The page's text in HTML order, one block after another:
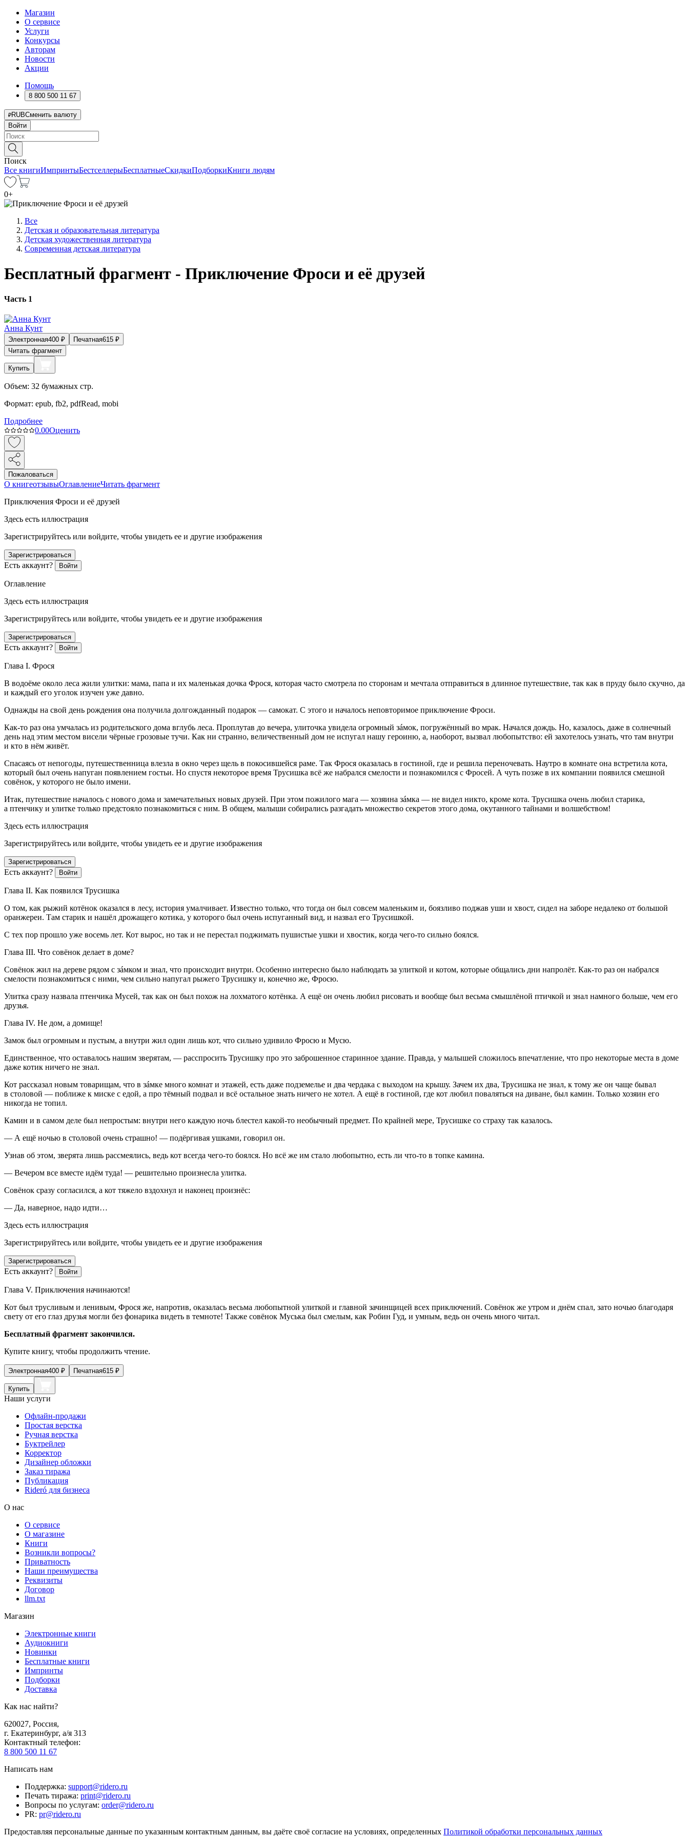
Магазин
О сервисе
Услуги
Конкурсы
Авторам
Новости
Акции
Помощь
8 800 500 11 67
RUBСменить валюту
Войти
Поиск
Все книгиИмпринтыБестселлерыБесплатныеСкидкиПодборкиКниги людям
0+
Все
Детская и образовательная литература
Детская художественная литература
Современная детская литература
Бесплатный фрагмент - Приключение Фроси и её друзей
Часть 1
Анна Кунт
Электронная400 ₽ Печатная615 ₽
Читать фрагмент
Купить
Объем: 32 бумажных стр.
Формат: epub, fb2, pdfRead, mobi
Подробнее
0.00Оценить
Пожаловаться
О книгеотзывыОглавлениеЧитать фрагмент
Приключения Фроси и её друзей
Здесь есть иллюстрация
Зарегистрируйтесь или войдите, чтобы увидеть ее и другие изображения
Зарегистрироваться
Есть аккаунт? Войти
Оглавление
Здесь есть иллюстрация
Зарегистрируйтесь или войдите, чтобы увидеть ее и другие изображения
Зарегистрироваться
Есть аккаунт? Войти
Глава I. Фрося
В водоёме около леса жили улитки: мама, папа и их маленькая дочка Фрося, которая часто смотрела по сторонам и мечтала отправиться в длинное путешествие, так как в пруду было скучно, да
и каждый его уголок изучен уже давно.
Однажды на свой день рождения она получила долгожданный подарок — самокат. С этого и началось неповторимое приключение Фроси.
Как-то раз она умчалась из родительского дома вглубь леса. Проплутав до вечера, улиточка увидела огромный зáмок, погружённый во мрак. Начался дождь. Но, казалось, даже в солнечный
день над этим местом висели чёрные грозовые тучи. Как ни странно, величественный дом не испугал нашу героиню, а, наоборот, вызвал любопытство: ей захотелось узнать, что там внутри
и кто в нём живёт.
Спасаясь от непогоды, путешественница влезла в окно через щель в покосившейся раме. Так Фрося оказалась в гостиной, где и решила переночевать. Наутро в комнате она встретила кота,
который был очень напуган появлением гостьи. Но спустя некоторое время Трусишка всё же набрался смелости и познакомился с Фросей. А чуть позже в их компании появился смешной
совёнок, у которого не было имени.
Итак, путешествие началось с нового дома и замечательных новых друзей. При этом пожилого мага — хозяина зáмка — не видел никто, кроме кота. Трусишка очень любил старика,
а птенчику и улитке только предстояло познакомиться с ним. В общем, малыши собирались разгадать множество секретов этого дома, окутанного тайнами и волшебством!
Здесь есть иллюстрация
Зарегистрируйтесь или войдите, чтобы увидеть ее и другие изображения
Зарегистрироваться
Есть аккаунт? Войти
Глава II. Как появился Трусишка
О том, как рыжий котёнок оказался в лесу, история умалчивает. Известно только, что тогда он был совсем маленьким и, боязливо поджав уши и хвост, сидел на заборе недалеко от большой
оранжереи. Там старик и нашёл дрожащего котика, у которого был очень испуганный вид, и назвал его Трусишкой.
С тех пор прошло уже восемь лет. Кот вырос, но так и не перестал поджимать пушистые ушки и хвостик, когда чего-то сильно боялся.
Глава III. Что совёнок делает в доме?
Совёнок жил на дереве рядом с зáмком и знал, что происходит внутри. Особенно интересно было наблюдать за улиткой и котом, которые общались дни напролёт. Как-то раз он набрался
смелости познакомиться с ними, чем сильно напугал рыжего Трусишку и, конечно же, Фросю.
Улитка сразу назвала птенчика Мусей, так как он был похож на лохматого котёнка. А ещё он очень любил рисовать и вообще был весьма смышлёной птичкой и знал намного больше, чем его
друзья.
Глава IV. Не дом, а домище!
Замок был огромным и пустым, а внутри жил один лишь кот, что сильно удивило Фросю и Мусю.
Единственное, что оставалось нашим зверятам, — расспросить Трусишку про это заброшенное старинное здание. Правда, у малышей сложилось впечатление, что про некоторые места в доме
даже котик ничего не знал.
Кот рассказал новым товарищам, что в зáмке много комнат и этажей, есть даже подземелье и два чердака с выходом на крышу. Зачем их два, Трусишка не знал, к тому же он чаще бывал
в столовой — поближе к миске с едой, а про тёмный подвал и всё остальное знать ничего не хотел. А ещё в гостиной, где кот любил поваляться на диване, был камин. Только хозяин его
никогда не топил.
Камин и в самом деле был непростым: внутри него каждую ночь блестел какой-то необычный предмет. По крайней мере, Трусишке со страху так казалось.
— А ещё ночью в столовой очень страшно! — подёргивая ушками, говорил он.
Узнав об этом, зверята лишь рассмеялись, ведь кот всегда чего-то боялся. Но всё же им стало любопытно, есть ли что-то в топке камина.
— Вечером все вместе идём туда! — решительно произнесла улитка.
Совёнок сразу согласился, а кот тяжело вздохнул и наконец произнёс:
— Да, наверное, надо идти…
Здесь есть иллюстрация
Зарегистрируйтесь или войдите, чтобы увидеть ее и другие изображения
Зарегистрироваться
Есть аккаунт? Войти
Глава V. Приключения начинаются!
Кот был трусливым и ленивым, Фрося же, напротив, оказалась весьма любопытной улиткой и главной зачинщицей всех приключений. Совёнок же утром и днём спал, зато ночью благодаря
свету от его глаз друзья могли без фонарика видеть в темноте! Также совёнок Муська был смелым, как Робин Гуд, и умным, ведь он очень много читал.
Бесплатный фрагмент закончился.
Купите книгу, чтобы продолжить чтение.
Электронная400 ₽ Печатная615 ₽
Купить
Наши услуги
Офлайн-продажи
Простая верстка
Ручная верстка
Буктрейлер
Корректор
Дизайнер обложки
Заказ тиража
Публикация
Rideró для бизнеса
О нас
О сервисе
О магазине
Книги
Возникли вопросы?
Приватность
Наши преимущества
Реквизиты
Договор
llm.txt
Магазин
Электронные книги
Аудиокниги
Новинки
Бесплатные книги
Импринты
Подборки
Доставка
Как нас найти?
620027, Россия,
г. Екатеринбург, а/я 313
Контактный телефон:
8 800 500 11 67
Написать нам
Поддержка: support@ridero.ru
Печать тиража: print@ridero.ru
Вопросы по услугам: order@ridero.ru
PR: pr@ridero.ru
Предоставляя персональные данные по указанным контактным данным, вы даёте своё согласие на условиях, определенных Политикой обработки персональных данных